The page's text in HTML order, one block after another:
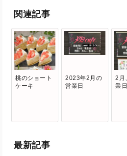
関連記事
桃のショート
ケーキ
2023年2月の
営業日
2月
業日
最新記事